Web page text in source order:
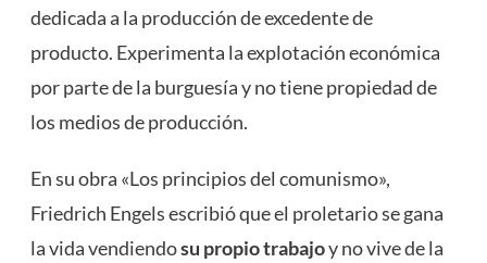
dedicada a la producción de excedente de
producto. Experimenta la explotación económica
por parte de la burguesía y no tiene propiedad de
los medios de producción.
En su obra «Los principios del comunismo»,
Friedrich Engels escribió que el proletario se gana
la vida vendiendosu propio trabajoy no vive de la